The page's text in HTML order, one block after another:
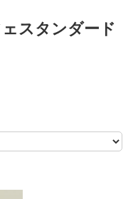
スタンダード